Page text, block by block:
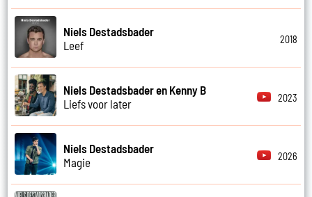
Niels Destadsbader
Leef
2018
Niels Destadsbader en Kenny B
Liefs voor later
2023
Niels Destadsbader
Magie
2026